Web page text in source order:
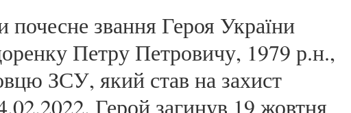
звання Героя України
Петру Петровичу, 1979 р.н.,
ЗСУ, який став на захист
Герой загинув 19 жовтня